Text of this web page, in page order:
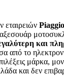
εταιρειών
και
από το
μάρκα,
και δεν